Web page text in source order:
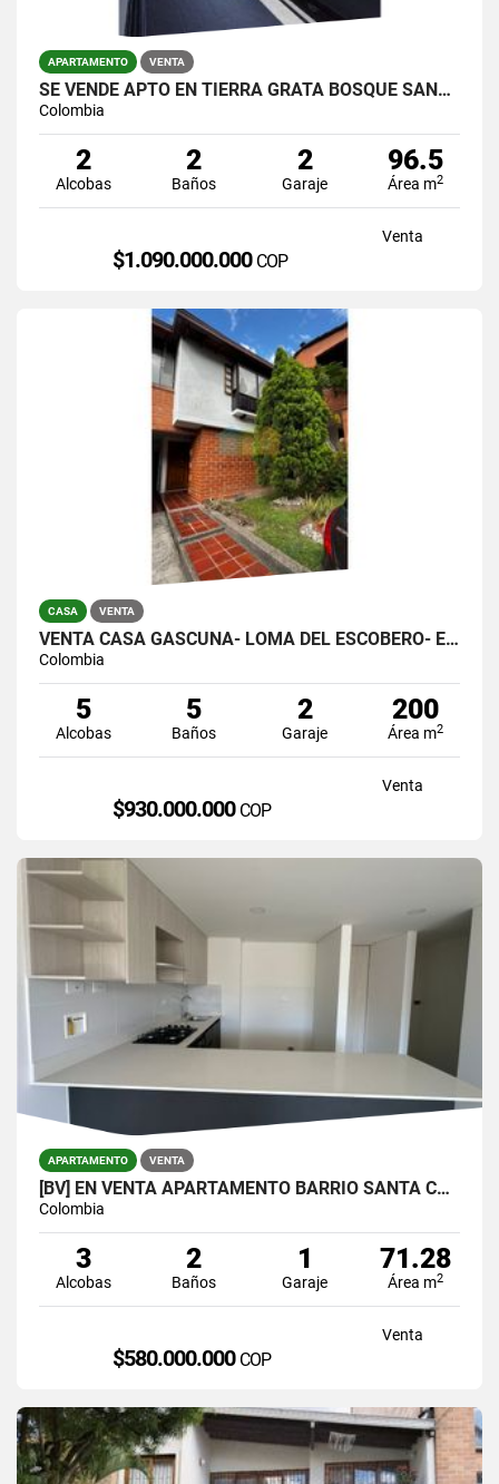
APARTAMENTO VENTA
SE VENDE APTO EN TIERRA GRATA BOSQUE SANTO VISTA A LA CIUDAD
Colombia
2
Alcobas
2
Baños
2
Garaje
96.5
Área m2
Venta
$1.090.000.000 COP
CASA VENTA
VENTA CASA GASCUÑA- LOMA DEL ESCOBERO- ENVIGADO
Colombia
5
Alcobas
5
Baños
2
Garaje
200
Área m2
Venta
$930.000.000 COP
APARTAMENTO VENTA
[BV] EN VENTA APARTAMENTO BARRIO SANTA CATALINA, SURAMÉRICA, ITAGÜÍ
Colombia
3
Alcobas
2
Baños
1
Garaje
71.28
Área m2
Venta
$580.000.000 COP